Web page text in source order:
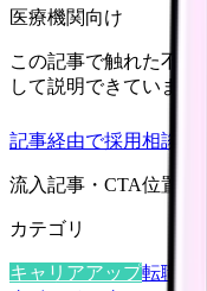
医療機関向け
この記事で触れた不安
して説明できています
記事経由で採用相談
流入記事・CTA位置つ
カテゴリ
キャリアアップ転職ガ